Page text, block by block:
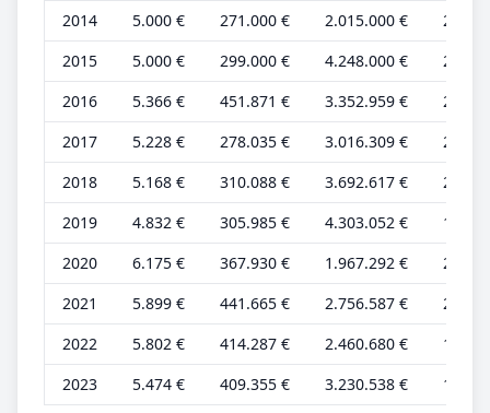
2014
5.000 € 271.000 € 2.015.000 €
2.000
2015
5.000 € 299.000 € 4.248.000 €
2.000
2016
5.366 € 451.871 € 3.352.959 €
2.146
2017
5.228 € 278.035 € 3.016.309 €
2.091
2018
5.168 € 310.088 € 3.692.617 €
2.067
2019
4.832 € 305.985 € 4.303.052 €
1.933
2020
6.175 € 367.930 € 1.967.292 €
2.470
2021
5.899 € 441.665 € 2.756.587 €
2.360
2022
5.802 € 414.287 € 2.460.680 €
1.872
2023
5.474 € 409.355 € 3.230.538 € 1.766